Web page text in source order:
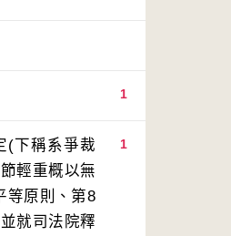
1
1
(下稱系爭裁
輕重概以無
等原則、第8
就司法院釋